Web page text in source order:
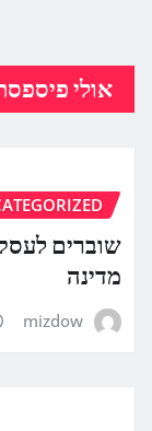
אולי
שוברים
מדינה
mizdow